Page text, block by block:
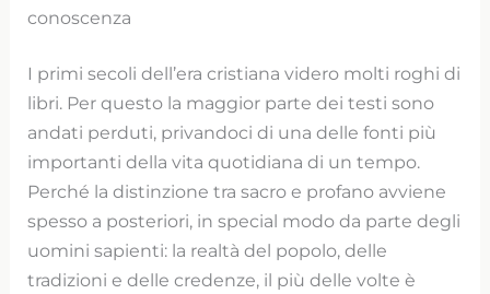
conoscenza
I primi secoli dell’era cristiana videro molti roghi di
libri. Per questo la maggior parte dei testi sono
andati perduti, privandoci di una delle fonti più
importanti della vita quotidiana di un tempo.
Perché la distinzione tra sacro e profano avviene
spesso a posteriori, in special modo da parte degli
uomini sapienti: la realtà del popolo, delle
tradizioni e delle credenze, il più delle volte è